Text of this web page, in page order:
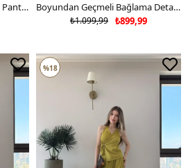
Biye Detay Asimetrik Bluz ve Pantolon Yırtmaçlı İkili Keten Takım Taş 2313
Boyundan Geçmeli Bağlama Detay Sırt Dekolte Bluz ve Pantolonlu Gofre İkili Takım Beyaz Desenli 2300
₺899,99
₺1.099,99
%18